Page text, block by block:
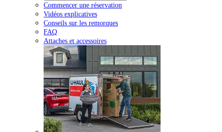
Commencer une réservation
Vidéos explicatives
Conseils sur les remorques
FAQ
Attaches et accessoires